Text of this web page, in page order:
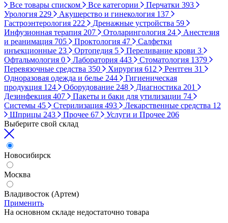
Все товары списком Все категории Перчатки 393
Урология 229 Акушерство и гинекология 137
Гастроэнтерология 222 Дренажные устройства 59
Инфузионная терапия 207 Отоларингология 24
Анестезия
и реанимация 705 Проктология 47
Салфетки
инъекционные 23 Ортопедия 5 Переливание крови 3
Офтальмология 0 Лаборатория 443 Стоматология 1379
Перевязочные средства 350 Хирургия 612 Рентген 31
Одноразовая одежда и белье 244
Гигиеническая
продукция 124 Оборудование 248 Диагностика 201
Дезинфекция 407 Пакеты и баки для утилизации 74
Системы 45 Стерилизация 493 Лекарственные средства 12
Шприцы 243 Прочее 67 Услуги и Прочее 206
Выберите свой склад
Новосибирск
Москва
Владивосток (Артем)
Применить
На основном складе недостаточно товара